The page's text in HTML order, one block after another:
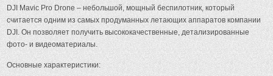
DJI Mavic Pro Drone – небольшой, мощный беспилотник, который
считается одним из самых продуманных летающих аппаратов компании
DJI. Он позволяет получить высококачественные, детализированные
фото- и видеоматериалы.
Основные характеристики: